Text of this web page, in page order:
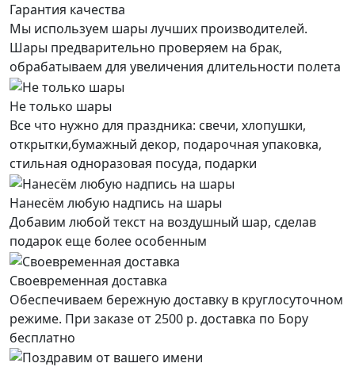
Гарантия качества
Мы используем шары лучших производителей.
Шары предварительно проверяем на брак,
обрабатываем для увеличения длительности полета
Не только шары
Все что нужно для праздника: свечи, хлопушки,
открытки,бумажный декор, подарочная упаковка,
стильная одноразовая посуда, подарки
Нанесём любую надпись на шары
Добавим любой текст на воздушный шар, сделав
подарок еще более особенным
Своевременная доставка
Обеспечиваем бережную доставку в круглосуточном
режиме. При заказе от 2500 р. доставка по Бору
бесплатно